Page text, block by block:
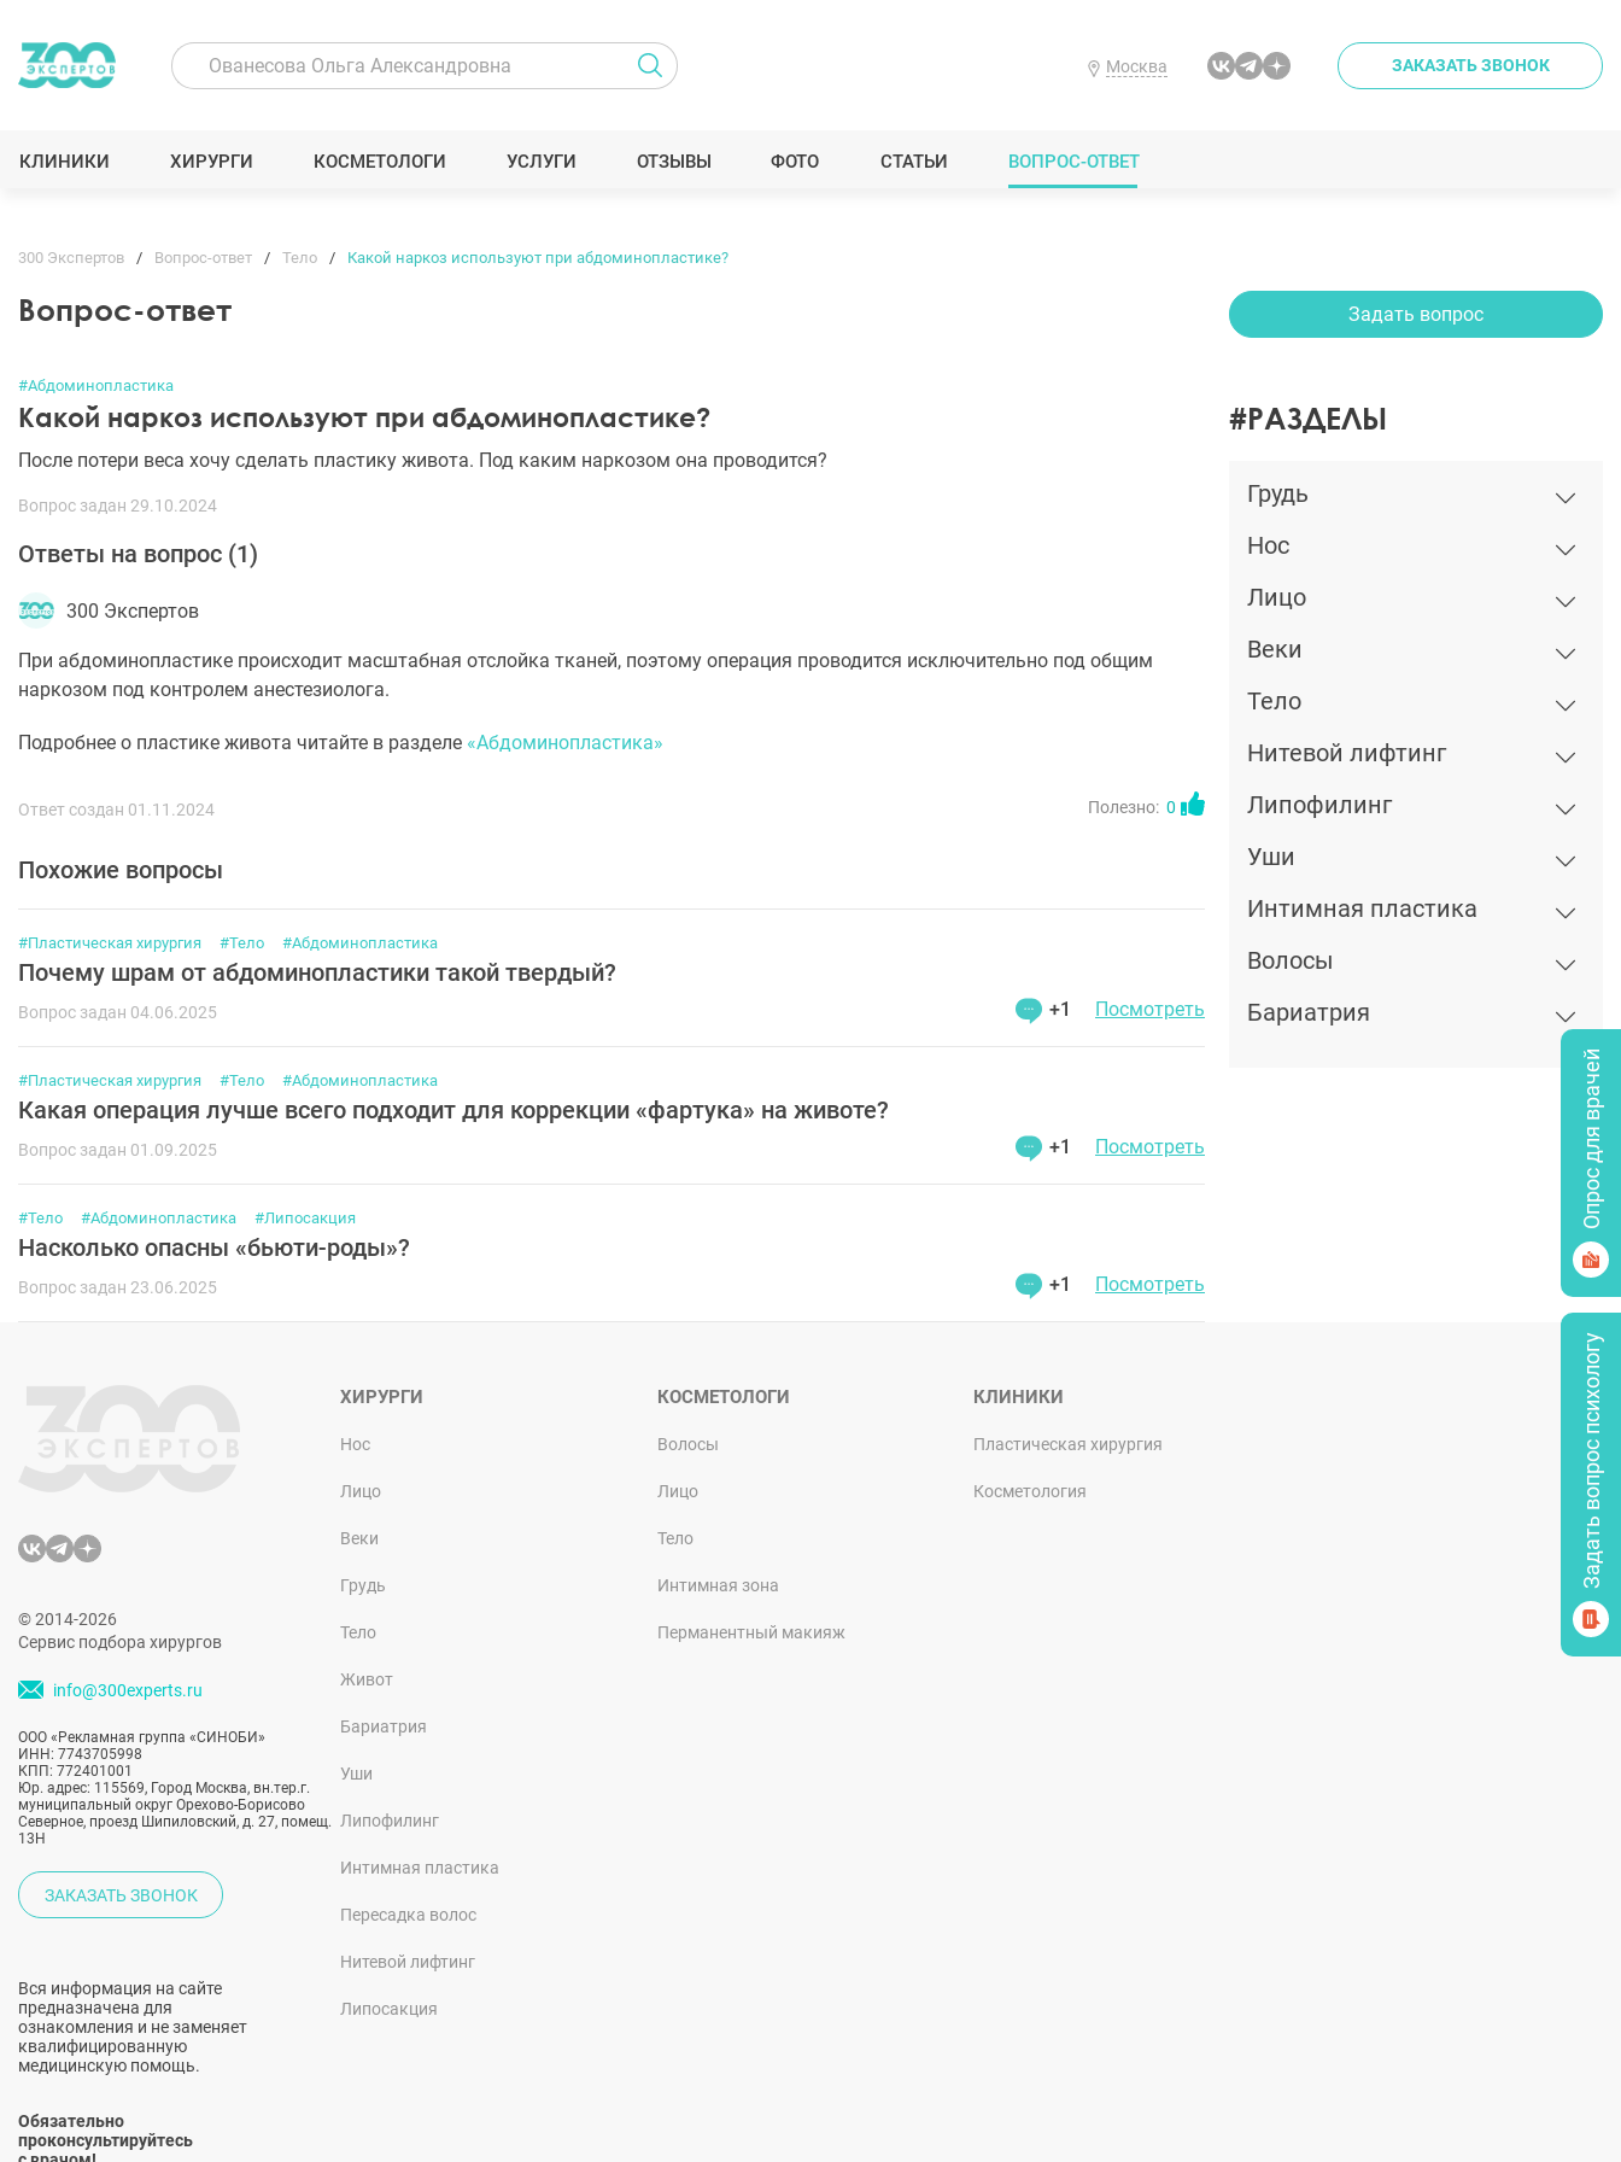
Москва ЗАКАЗАТЬ ЗВОНОК
КЛИНИКИ ХИРУРГИ КОСМЕТОЛОГИ УСЛУГИ ОТЗЫВЫ ФОТО СТАТЬИ ВОПРОС-ОТВЕТ
300 Экспертов Вопрос-ответ Тело Какой наркоз используют при абдоминопластике?
Вопрос-ответ
#Абдоминопластика
Какой наркоз используют при абдоминопластике?
После потери веса хочу сделать пластику живота. Под каким наркозом она проводится?
Вопрос задан 29.10.2024
Ответы на вопрос (1)
300 Экспертов
При абдоминопластике происходит масштабная отслойка тканей, поэтому операция проводится исключительно под общим
наркозом под контролем анестезиолога.
Подробнее о пластике живота читайте в разделе «Абдоминопластика»
Ответ создан 01.11.2024 Полезно: 0
Похожие вопросы
#Пластическая хирургия #Тело #Абдоминопластика
Почему шрам от абдоминопластики такой твердый?
Вопрос задан 04.06.2025 +1 Посмотреть
#Пластическая хирургия #Тело #Абдоминопластика
Какая операция лучше всего подходит для коррекции «фартука» на животе?
Вопрос задан 01.09.2025 +1 Посмотреть
#Тело #Абдоминопластика #Липосакция
Насколько опасны «бьюти-роды»?
Вопрос задан 23.06.2025 +1 Посмотреть
Задать вопрос
#РАЗДЕЛЫ
Грудь
Нос
Лицо
Веки
Тело
Нитевой лифтинг
Липофилинг
Уши
Интимная пластика
Волосы
Бариатрия
© 2014-2026
Сервис подбора хирургов
info@300experts.ru
ООО «Рекламная группа «СИНОБИ»
ИНН: 7743705998
КПП: 772401001
Юр. адрес: 115569, Город Москва, вн.тер.г.
муниципальный округ Орехово-Борисово
Северное, проезд Шипиловский, д. 27, помещ.
13Н
ЗАКАЗАТЬ ЗВОНОК
Вся информация на сайте
предназначена для
ознакомления и не заменяет
квалифицированную
медицинскую помощь.
Обязательно
проконсультируйтесь
ХИРУРГИ
Нос
Лицо
Веки
Грудь
Тело
Живот
Бариатрия
Уши
Липофилинг
Интимная пластика
Пересадка волос
Нитевой лифтинг
Липосакция
КОСМЕТОЛОГИ
Волосы
Лицо
Тело
Интимная зона
Перманентный макияж
КЛИНИКИ
Пластическая хирургия
Косметология
Опрос для врачей
Задать вопрос психологу